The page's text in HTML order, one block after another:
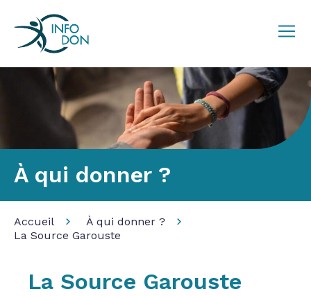
À qui donner ?
Accueil
À qui donner ?
La Source Garouste
La Source Garouste